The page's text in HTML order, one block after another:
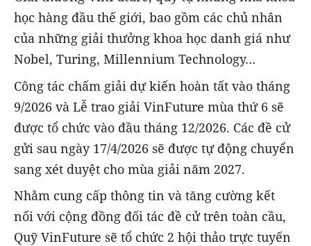
học hàng đầu thế giới, bao gồm các chủ nhân
của những giải thưởng khoa học danh giá như
Nobel, Turing, Millennium Technology…
Công tác chấm giải dự kiến hoàn tất vào tháng
9/2026 và Lễ trao giải VinFuture mùa thứ 6 sẽ
được tổ chức vào đầu tháng 12/2026. Các đề cử
gửi sau ngày 17/4/2026 sẽ được tự động chuyển
sang xét duyệt cho mùa giải năm 2027.
Nhằm cung cấp thông tin và tăng cường kết
nối với cộng đồng đối tác đề cử trên toàn cầu,
Quỹ VinFuture sẽ tổ chức 2 hội thảo trực tuyến